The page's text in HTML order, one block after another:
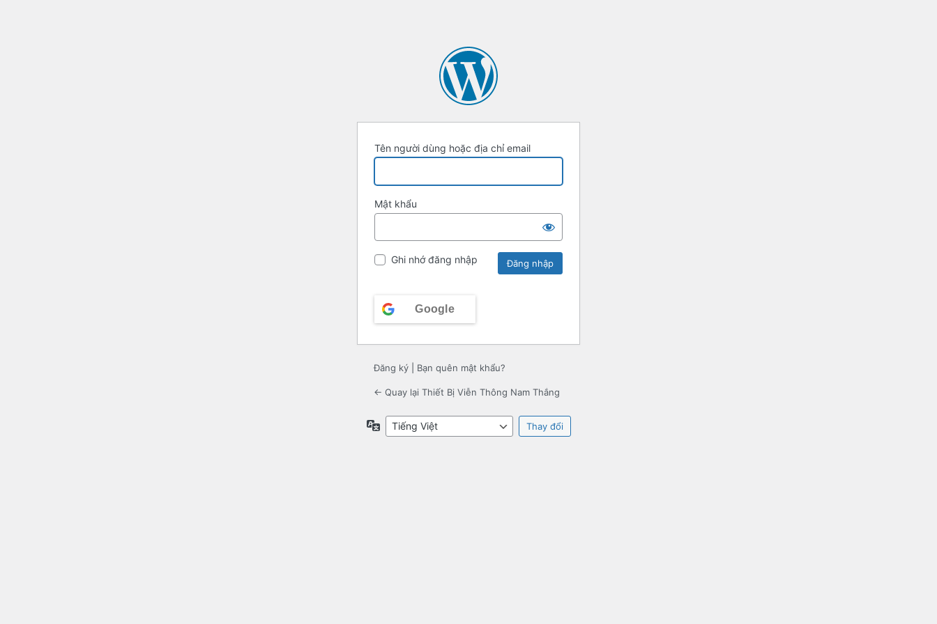
Tên người dùng hoặc địa chỉ email
Mật khẩu
Ghi nhớ đăng nhập
Google
Đăng ký Bạn quên mật khẩu?
← Quay lại Thiết Bị Viễn Thông Nam Thắng
Ngôn
ngữ